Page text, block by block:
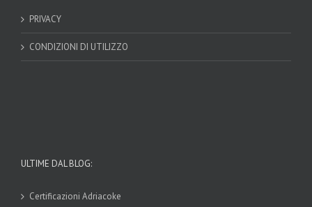
PRIVACY
CONDIZIONI DI UTILIZZO
ULTIME DAL BLOG:
Certificazioni Adriacoke